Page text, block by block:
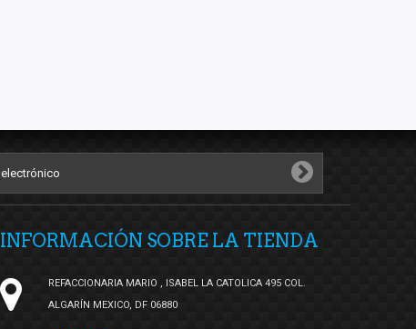
INFORMACIÓN SOBRE LA TIENDA
REFACCIONARIA MARIO , ISABEL LA CATOLICA 495 COL.
ALGARÍN MEXICO, DF 06880